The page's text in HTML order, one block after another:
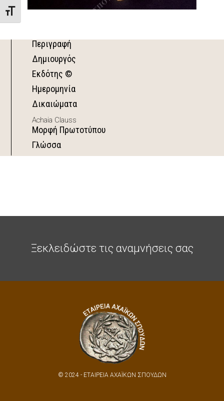
Toggle Font size
Περιγραφή
Δημιουργός
Εκδότης ©
Ημερομηνία
Δικαιώματα
Achaia Clauss
Μορφή Πρωτοτύπου
Γλώσσα
Ξεκλειδώστε τις αναμνήσεις σας
© 2024 - ΕΤΑΙΡΕΙΑ ΑΧΑΪΚΩΝ ΣΠΟΥΔΩΝ